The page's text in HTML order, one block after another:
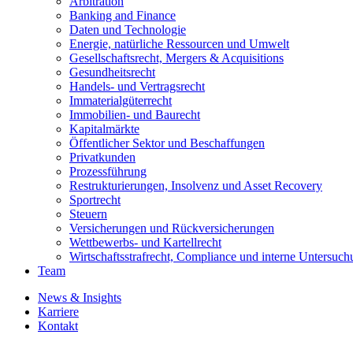
Banking and Finance
Daten und Technologie
Energie, natürliche Ressourcen und Umwelt
Gesellschaftsrecht, Mergers & Acquisitions
Gesundheitsrecht
Handels- und Vertragsrecht
Immaterialgüterrecht
Immobilien- und Baurecht
Kapitalmärkte
Öffentlicher Sektor und Beschaffungen
Privatkunden
Prozessführung
Restrukturierungen, Insolvenz und Asset Recovery
Sportrecht
Steuern
Versicherungen und Rückversicherungen
Wettbewerbs- und Kartellrecht
Wirtschaftsstrafrecht, Compliance und interne
Team
News & Insights
Karriere
Kontakt